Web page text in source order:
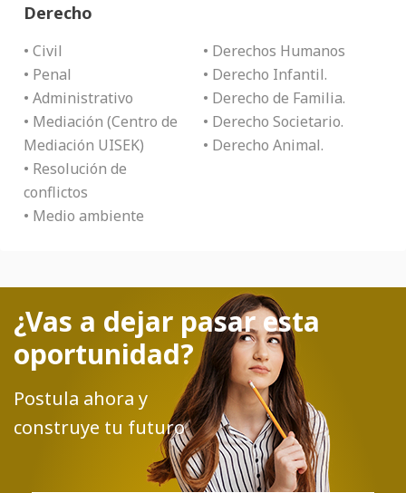
Derecho
• Civil
• Penal
• Administrativo
• Mediación (Centro de
Mediación UISEK)
• Resolución de
conflictos
• Medio ambiente
• Derechos Humanos
• Derecho Infantil.
• Derecho de Familia.
• Derecho Societario.
• Derecho Animal.
¿Vas a dejar pasar esta
oportunidad?
Postula ahora y
construye tu futuro